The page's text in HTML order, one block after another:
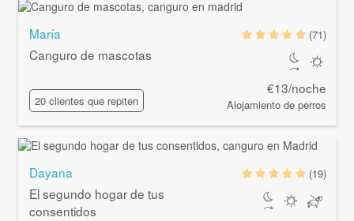
María
Canguro de mascotas
20 clientes que repiten
(71)
€13/noche
Alojamiento de perros
Dayana
El segundo hogar de tus
consentidos
(19)